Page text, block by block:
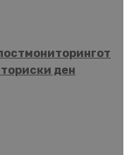
ден